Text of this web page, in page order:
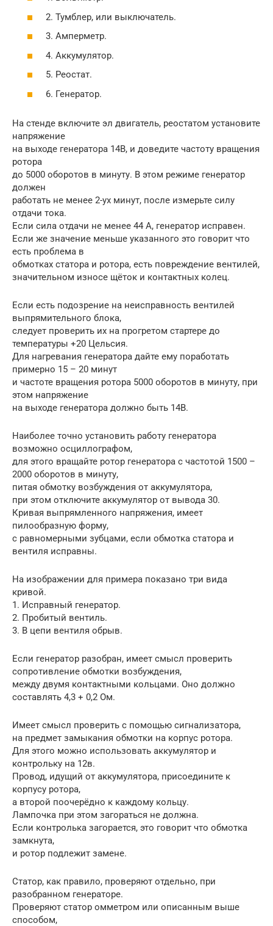
2. Тумблер, или выключатель.
3. Амперметр.
4. Аккумулятор.
5. Реостат.
6. Генератор.
На стенде включите эл двигатель, реостатом установите
напряжение
на выходе генератора 14В, и доведите частоту вращения
ротора
до 5000 оборотов в минуту. В этом режиме генератор
должен
работать не менее 2-ух минут, после измерьте силу
отдачи тока.
Если сила отдачи не менее 44 А, генератор исправен.
Если же значение меньше указанного это говорит что
есть проблема в
обмотках статора и ротора, есть повреждение вентилей,
значительном износе щёток и контактных колец.
Если есть подозрение на неисправность вентилей
выпрямительного блока,
следует проверить их на прогретом стартере до
температуры +20 Цельсия.
Для нагревания генератора дайте ему поработать
примерно 15 – 20 минут
и частоте вращения ротора 5000 оборотов в минуту, при
этом напряжение
на выходе генератора должно быть 14В.
Наиболее точно установить работу генератора
возможно осциллографом,
для этого вращайте ротор генератора с частотой 1500 –
2000 оборотов в минуту,
питая обмотку возбуждения от аккумулятора,
при этом отключите аккумулятор от вывода 30.
Кривая выпрямленного напряжения, имеет
пилообразную форму,
с равномерными зубцами, если обмотка статора и
вентиля исправны.
На изображении для примера показано три вида
кривой.
1. Исправный генератор.
2. Пробитый вентиль.
3. В цепи вентиля обрыв.
Если генератор разобран, имеет смысл проверить
сопротивление обмотки возбуждения,
между двумя контактными кольцами. Оно должно
составлять 4,3 + 0,2 Ом.
Имеет смысл проверить с помощью сигнализатора,
на предмет замыкания обмотки на корпус ротора.
Для этого можно использовать аккумулятор и
контрольку на 12в.
Провод, идущий от аккумулятора, присоедините к
корпусу ротора,
а второй поочерёдно к каждому кольцу.
Лампочка при этом загораться не должна.
Если контролька загорается, это говорит что обмотка
замкнута,
и ротор подлежит замене.
Статор, как правило, проверяют отдельно, при
разобранном генераторе.
Проверяют статор омметром или описанным выше
способом,